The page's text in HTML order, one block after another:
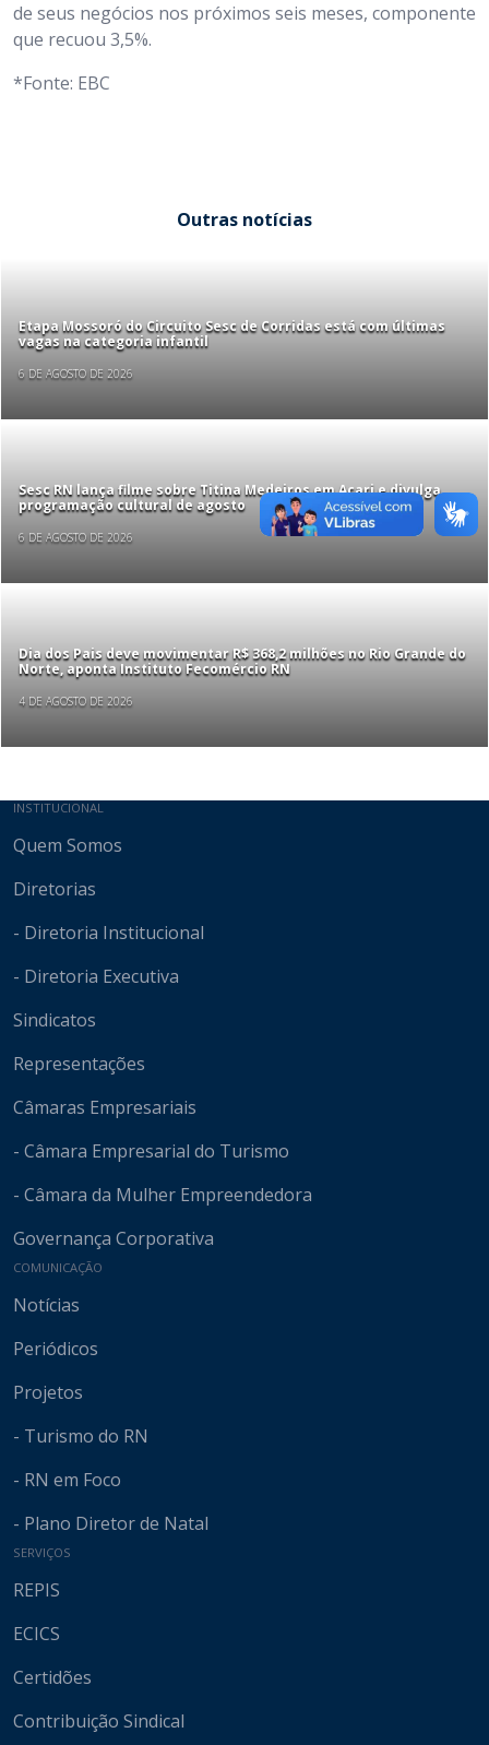
de seus negócios nos próximos seis meses, componente
que recuou 3,5%.
*Fonte: EBC
Outras notícias
Etapa Mossoró do Circuito Sesc de Corridas está com últimas
vagas na categoria infantil
6 DE AGOSTO DE 2026
Sesc RN lança filme sobre Titina Medeiros em Acari e divulga
programação cultural de agosto
6 DE AGOSTO DE 2026
Dia dos Pais deve movimentar R$ 368,2 milhões no Rio Grande do
Norte, aponta Instituto Fecomércio RN
4 DE AGOSTO DE 2026
Mapa do site
INSTITUCIONAL
Quem Somos
Diretorias
- Diretoria Institucional
- Diretoria Executiva
Sindicatos
Representações
Câmaras Empresariais
- Câmara Empresarial do Turismo
- Câmara da Mulher Empreendedora
Governança Corporativa
COMUNICAÇÃO
Notícias
Periódicos
Projetos
- Turismo do RN
- RN em Foco
- Plano Diretor de Natal
SERVIÇOS
REPIS
ECICS
Certidões
Contribuição Sindical